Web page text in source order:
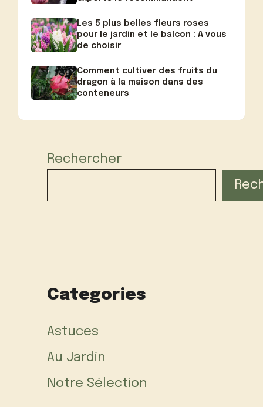
Les 5 plus belles fleurs roses
pour le jardin et le balcon : A vous
de choisir
Comment cultiver des fruits du
dragon à la maison dans des
conteneurs
Rechercher
Categories
Astuces
Au Jardin
Notre Sélection